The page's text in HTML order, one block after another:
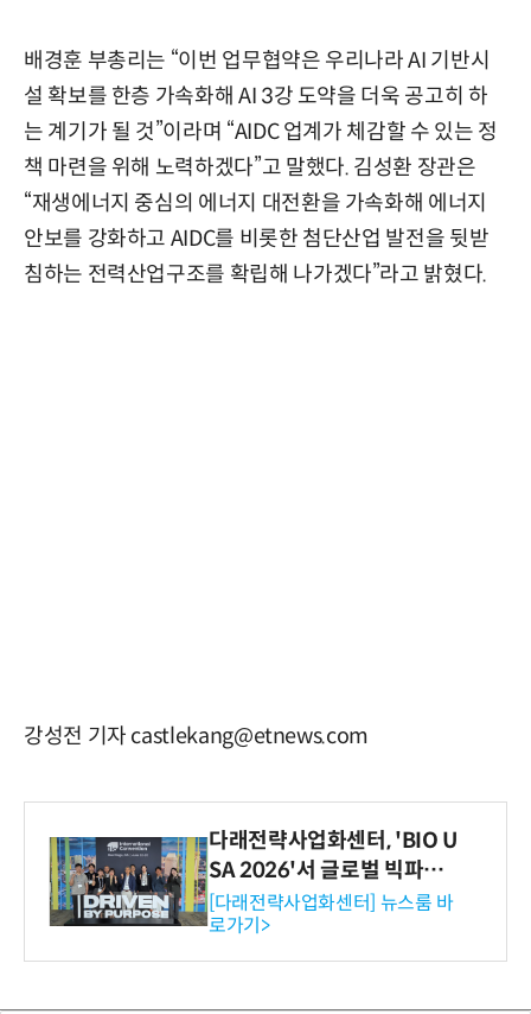
배경훈 부총리는 “이번 업무협약은 우리나라 AI 기반시
설 확보를 한층 가속화해 AI 3강 도약을 더욱 공고히 하
는 계기가 될 것”이라며 “AIDC 업계가 체감할 수 있는 정
책 마련을 위해 노력하겠다”고 말했다. 김성환 장관은
“재생에너지 중심의 에너지 대전환을 가속화해 에너지
안보를 강화하고 AIDC를 비롯한 첨단산업 발전을 뒷받
침하는 전력산업구조를 확립해 나가겠다”라고 밝혔다.
강성전 기자 castlekang@etnews.com
다래전략사업화센터, 'BIO U
SA 2026'서 글로벌 빅파마
와의 비즈니스 미팅 지원…K
-바이오 해외 진출 교두보 확
보
[다래전략사업화센터] 뉴스룸 바
로가기>